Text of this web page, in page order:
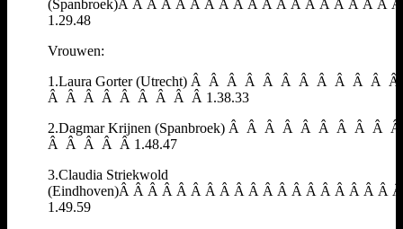
(Spanbroek)Â Â Â Â Â Â Â Â Â Â Â Â Â Â Â Â Â Â Â
1.29.48
Vrouwen:
1.Laura Gorter (Utrecht) Â Â Â Â Â Â Â Â Â Â Â
Â Â Â Â Â Â Â Â Â 1.38.33
2.Dagmar Krijnen (Spanbroek) Â Â Â Â Â Â Â Â Â
Â Â Â Â Â 1.48.47
3.Claudia Striekwold
(Eindhoven)Â Â Â Â Â Â Â Â Â Â Â Â Â Â Â Â Â Â Â
1.49.59